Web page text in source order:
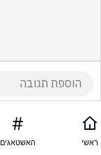
ראשי האשטאגים